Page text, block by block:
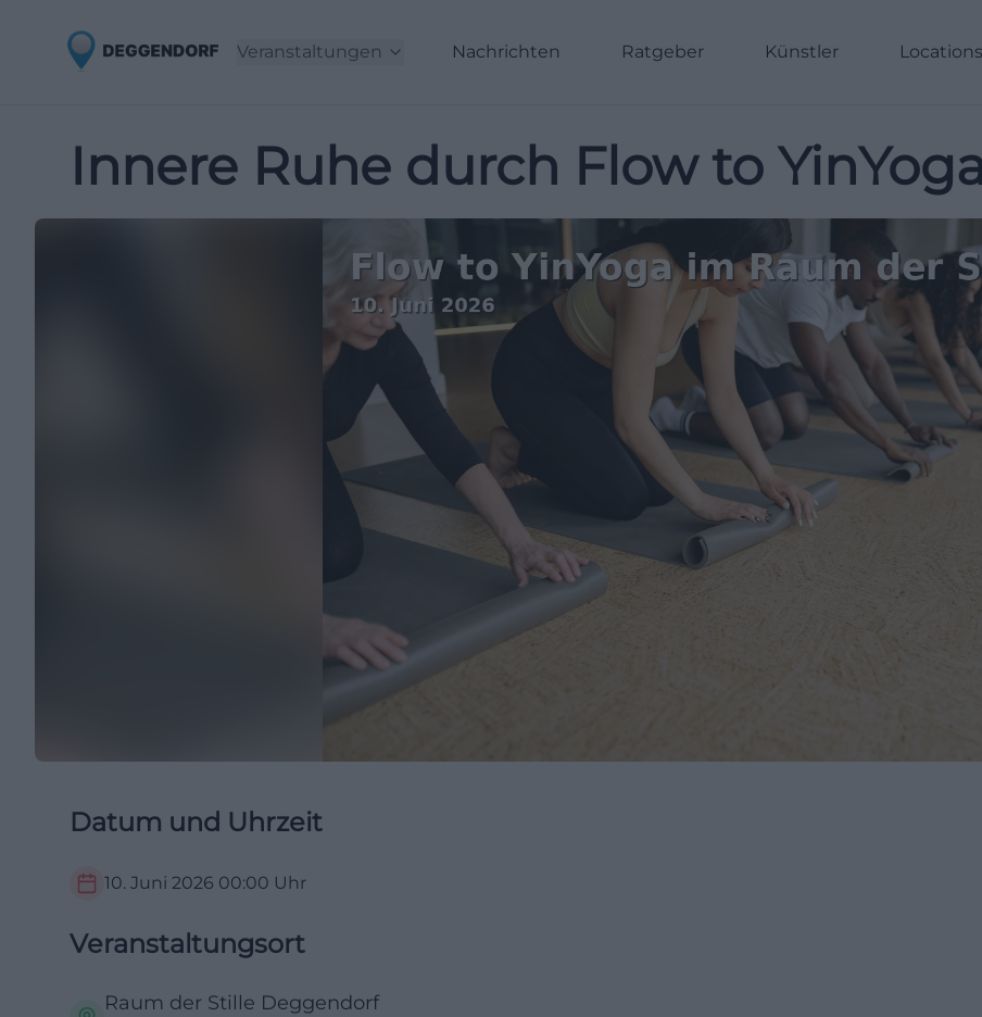
Veranstaltungen Nachrichten Ratgeber Künstler Locations
Innere Ruhe durch Flow to
Datum und Uhrzeit
10. Juni 2026 00:00 Uhr
Veranstaltungsort
Raum der Stille Deggendorf